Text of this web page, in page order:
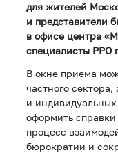
для жителей
и представители
в офисе центра
специалисты РРО
В окне приема
частного
и
оформить справки
процесс
бюрократии и